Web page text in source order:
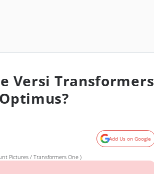
Versi Transformers
Add Us on Google
Pictures / Transformers One )